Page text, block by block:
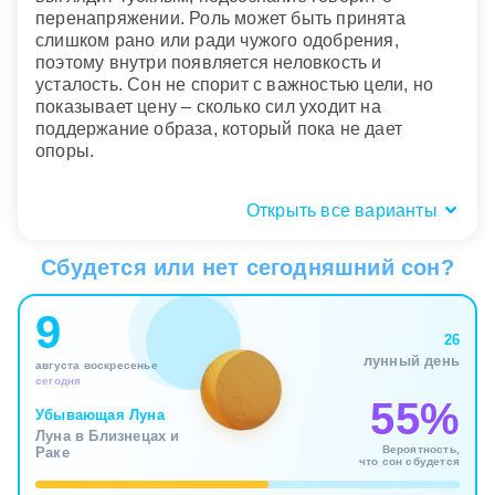
перенапряжении. Роль может быть принята
слишком рано или ради чужого одобрения,
поэтому внутри появляется неловкость и
усталость. Сон не спорит с важностью цели, но
показывает цену – сколько сил уходит на
поддержание образа, который пока не дает
опоры.
Открыть все варианты
перед людьми
Контекст сна подсказывает, в какой сфере
разворачивается тема статуса и завершения.
Венец на голове означает, что роль уже стала
личной и переживается телесно, почти как
обязанность держать осанку. Если вы только
держите его в руках, решение еще не
закрепилось. Перед вами возможность, но
вместе с ней идет вопрос о праве принять то, что
заметят все.
Сбудется или нет сегодняшний сон?
9
августа воскресенье
сегодня
Убывающая Луна
Луна в Близнецах и
Раке
26
лунный день
55%
Вероятность,
что сон сбудется